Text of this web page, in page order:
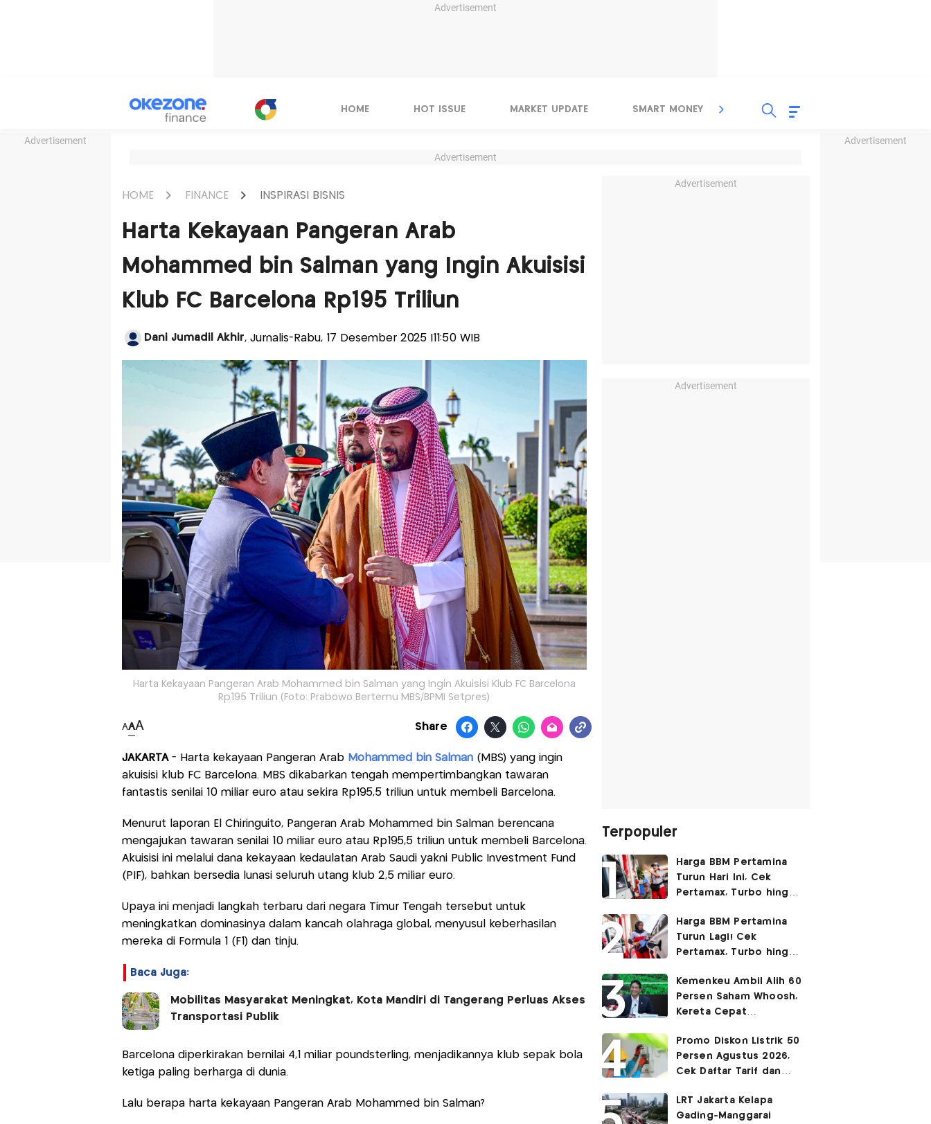
Advertisement
Advertisement Advertisement
HOME HOT ISSUE MARKET UPDATE SMART MONEY INSPIRASI BISNIS
Advertisement
HOME FINANCE INSPIRASI BISNIS
Harta Kekayaan Pangeran Arab
Mohammed bin Salman yang Ingin Akuisisi
Klub FC Barcelona Rp195 Triliun
Dani Jumadil Akhir, Jurnalis-Rabu, 17 Desember 2025 |11:50 WIB
Harta Kekayaan Pangeran Arab Mohammed bin Salman yang Ingin Akuisisi Klub FC Barcelona
Rp195 Triliun (Foto: Prabowo Bertemu MBS/BPMI Setpres)
AAA Share
JAKARTA- Harta kekayaan Pangeran Arab Mohammed bin Salman(MBS) yang ingin
akuisisi klub FC Barcelona. MBS dikabarkan tengah mempertimbangkan tawaran
fantastis senilai 10 miliar euro atau sekira Rp195,5 triliun untuk membeli Barcelona.
Menurut laporan El Chiringuito, Pangeran Arab Mohammed bin Salman berencana
mengajukan tawaran senilai 10 miliar euro atau Rp195,5 triliun untuk membeli Barcelona.
Akuisisi ini melalui dana kekayaan kedaulatan Arab Saudi yakni Public Investment Fund
(PIF), bahkan bersedia lunasi seluruh utang klub 2,5 miliar euro.
Upaya ini menjadi langkah terbaru dari negara Timur Tengah tersebut untuk
meningkatkan dominasinya dalam kancah olahraga global, menyusul keberhasilan
mereka di Formula 1 (F1) dan tinju.
Baca Juga:
Mobilitas Masyarakat Meningkat, Kota Mandiri di Tangerang Perluas Akses
Transportasi Publik
Barcelona diperkirakan bernilai 4,1 miliar poundsterling, menjadikannya klub sepak bola
ketiga paling berharga di dunia.
Lalu berapa harta kekayaan Pangeran Arab Mohammed bin Salman?
Advertisement
Advertisement
Terpopuler
Harga BBM Pertamina
Turun Hari Ini, Cek
Pertamax, Turbo hingga
2026
Harga BBM Pertamina
Turun Lagi! Cek
Pertamax, Turbo hingga
Agustus 2026
Kemenkeu Ambil Alih 60
Persen Saham Whoosh,
Kereta Cepat
Surabaya
Promo Diskon Listrik 50
Persen Agustus 2026,
Cek Daftar Tarif dan
LRT Jakarta Kelapa
Gading-Manggarai